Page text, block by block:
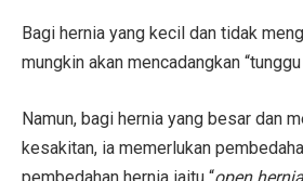
Bagi hernia yang kecil dan tidak
mungkin akan mencadangkan
Namun, bagi hernia yang besar dan
kesakitan, ia memerlukan
pembedahan hernia iaitu “open